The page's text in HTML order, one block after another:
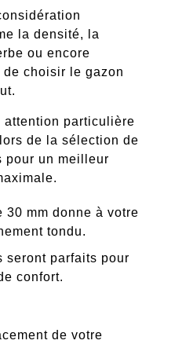
la densité,
la
ou encore
de choisir le gazon
attention particulière
de la sélection de
pour un meilleur
30 mm donne à votre
tondu.
seront parfaits pour
confort.
de votre